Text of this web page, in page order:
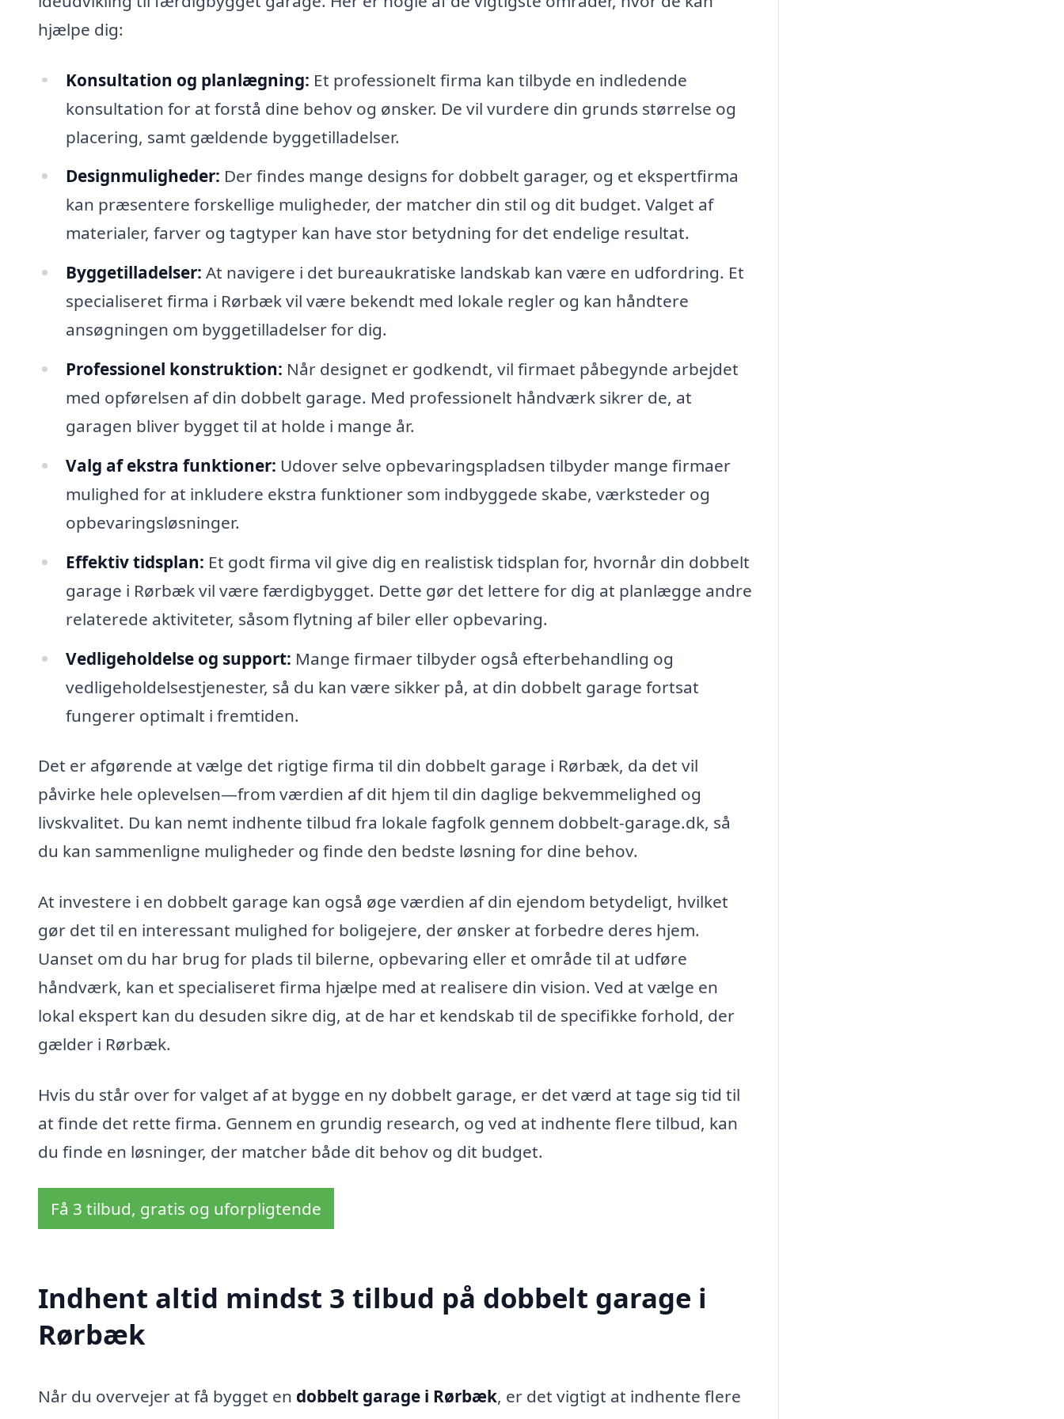
hjælpe dig:
Konsultation og planlægning: Et professionelt firma kan tilbyde en indledende
konsultation for at forstå dine behov og ønsker. De vil vurdere din grunds størrelse og
placering, samt gældende byggetilladelser.
Designmuligheder: Der findes mange designs for dobbelt garager, og et ekspertfirma
kan præsentere forskellige muligheder, der matcher din stil og dit budget. Valget af
materialer, farver og tagtyper kan have stor betydning for det endelige resultat.
Byggetilladelser: At navigere i det bureaukratiske landskab kan være en udfordring. Et
specialiseret firma i Rørbæk vil være bekendt med lokale regler og kan håndtere
ansøgningen om byggetilladelser for dig.
Professionel konstruktion: Når designet er godkendt, vil firmaet påbegynde arbejdet
med opførelsen af din dobbelt garage. Med professionelt håndværk sikrer de, at
garagen bliver bygget til at holde i mange år.
Valg af ekstra funktioner: Udover selve opbevaringspladsen tilbyder mange firmaer
mulighed for at inkludere ekstra funktioner som indbyggede skabe, værksteder og
opbevaringsløsninger.
Effektiv tidsplan: Et godt firma vil give dig en realistisk tidsplan for, hvornår din dobbelt
garage i Rørbæk vil være færdigbygget. Dette gør det lettere for dig at planlægge andre
relaterede aktiviteter, såsom flytning af biler eller opbevaring.
Vedligeholdelse og support: Mange firmaer tilbyder også efterbehandling og
vedligeholdelsestjenester, så du kan være sikker på, at din dobbelt garage fortsat
fungerer optimalt i fremtiden.
Det er afgørende at vælge det rigtige firma til din dobbelt garage i Rørbæk, da det vil
påvirke hele oplevelsen—from værdien af dit hjem til din daglige bekvemmelighed og
livskvalitet. Du kan nemt indhente tilbud fra lokale fagfolk gennem dobbelt-garage.dk, så
du kan sammenligne muligheder og finde den bedste løsning for dine behov.
At investere i en dobbelt garage kan også øge værdien af din ejendom betydeligt, hvilket
gør det til en interessant mulighed for boligejere, der ønsker at forbedre deres hjem.
Uanset om du har brug for plads til bilerne, opbevaring eller et område til at udføre
håndværk, kan et specialiseret firma hjælpe med at realisere din vision. Ved at vælge en
lokal ekspert kan du desuden sikre dig, at de har et kendskab til de specifikke forhold, der
gælder i Rørbæk.
Hvis du står over for valget af at bygge en ny dobbelt garage, er det værd at tage sig tid til
at finde det rette firma. Gennem en grundig research, og ved at indhente flere tilbud, kan
du finde en løsninger, der matcher både dit behov og dit budget.
Få 3 tilbud, gratis og uforpligtende
Indhent altid mindst 3 tilbud på dobbelt garage i
Rørbæk
Når du overvejer at få bygget en dobbelt garage i Rørbæk, er det vigtigt at indhente flere